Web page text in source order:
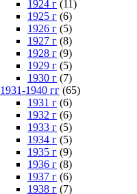
1924 г (11)
1925 г (6)
1926 г (5)
1927 г (8)
1928 г (9)
1929 г (5)
1930 г (7)
1931-1940 гг (65)
1931 г (6)
1932 г (6)
1933 г (5)
1934 г (5)
1935 г (9)
1936 г (8)
1937 г (6)
1938 г (7)